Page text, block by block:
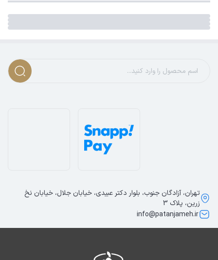
تهران، آزادگان جنوب، بلوار دکتر عبیدی، خیابان جلال، خیابان نخ
زرین، پلاک 3
info@patanjameh.ir